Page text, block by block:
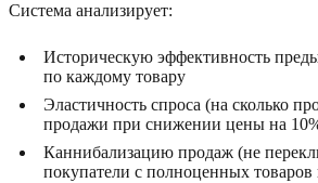
Система анализирует:
Историческую эффективность
по каждому товару
Эластичность спроса (на сколько
продажи при снижении цены на
Каннибализацию продаж (не
покупатели с полноценных товаров